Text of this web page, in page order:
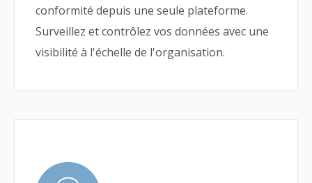
conformité depuis une seule plateforme.
Surveillez et contrôlez vos données avec une
visibilité à l'échelle de l'organisation.